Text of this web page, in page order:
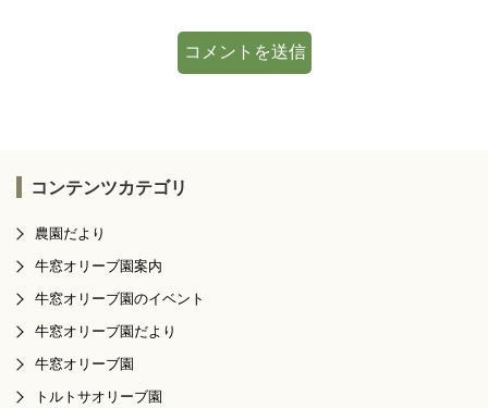
コンテンツカテゴリ
農園だより
牛窓オリーブ園案内
牛窓オリーブ園のイベント
牛窓オリーブ園だより
牛窓オリーブ園
トルトサオリーブ園